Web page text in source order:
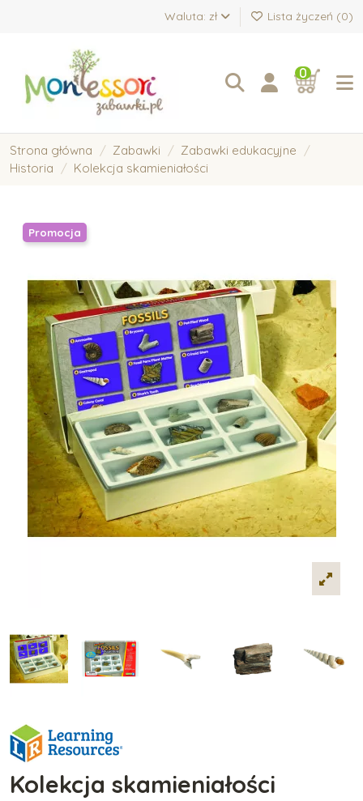
Waluta: zł Lista życzeń (0)
0
Strona główna Zabawki
Zabawki edukacyjne
Historia
Kolekcja skamieniałości
Promocja
Kolekcja skamieniałości